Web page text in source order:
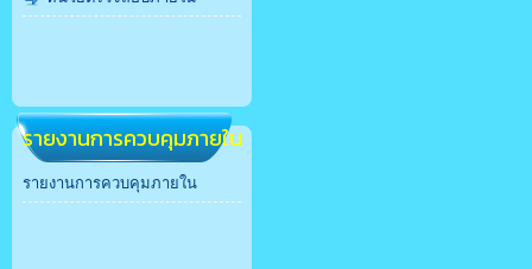
รายงานการควบคุมภายใน
รายงานการควบคุมภายใน